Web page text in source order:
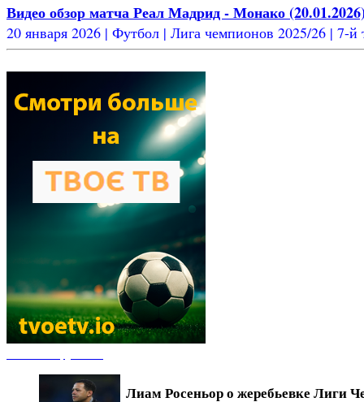
Видео обзор матча Реал Мадрид - Монако
20 января 2026 | Футбол | Лига чемпионов 2025/26 | 7-й
Лиам Росеньор о жеребьевке Лиги